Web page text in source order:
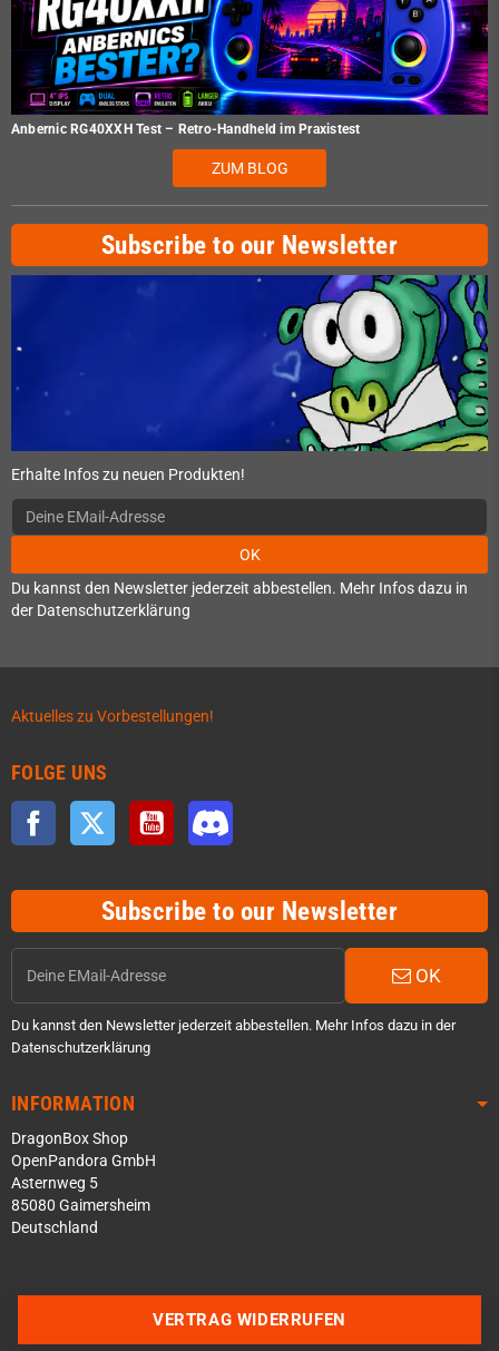
Anbernic RG40XXH Test – Retro-Handheld im Praxistest
ZUM BLOG
Subscribe to our Newsletter
Erhalte Infos zu neuen Produkten!
OK
Du kannst den Newsletter jederzeit abbestellen. Mehr Infos dazu in
der Datenschutzerklärung
Aktuelles zu Vorbestellungen!
FOLGE UNS
Facebook Twitter YouTube
Subscribe to our Newsletter
OK
Du kannst den Newsletter jederzeit abbestellen. Mehr Infos dazu in der
Datenschutzerklärung
INFORMATION
DragonBox Shop
OpenPandora GmbH
Asternweg 5
85080 Gaimersheim
Deutschland
VERTRAG WIDERRUFEN